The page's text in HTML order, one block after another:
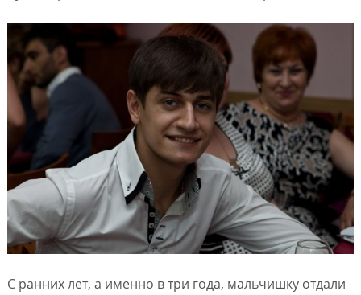
С ранних лет, а именно в три года, мальчишку отдали